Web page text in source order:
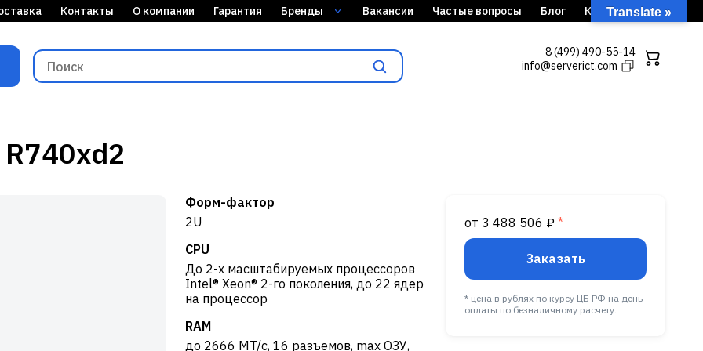
Контакты О компании Гарантия Бренды Вакансии Частые вопросы Блог Кейсы
8 (499) 490-55-14
info@serverict.com
Форм-фактор
2U
CPU
До 2-х масштабируемых процессоров
Intel® Xeon® 2-го поколения, до 22 ядер
на процессор
RAM
до 2666 MT/с, 16 разъемов, max ОЗУ,
от 3 488 506 ₽ *
Заказать
* цена в рублях по курсу ЦБ РФ на день
оплаты по безналичному расчету.
Translate »